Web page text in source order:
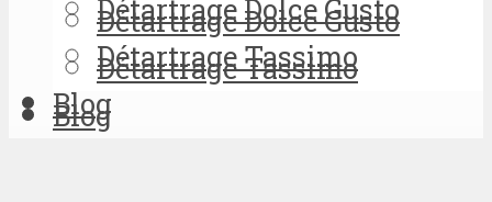
Détartrage Dolce Gusto
Détartrage Tassimo
Blog
Détartrage Dolce Gusto
Détartrage Tassimo
Blog